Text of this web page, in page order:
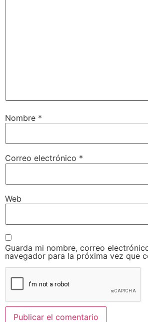
Nombre *
Correo electrónico *
Web
Guarda mi nombre, correo
navegador para la próxima vez que